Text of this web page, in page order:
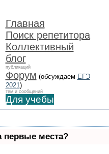
Главная
Поиск репетитора
Коллективный
блог
публикаций
Форум (обсуждаем ЕГЭ
2021)
тем и сообщений
Для учебы
первые места?